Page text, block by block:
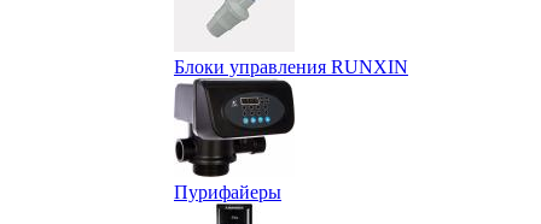
Блоки управления RUNXIN
Пурифайеры